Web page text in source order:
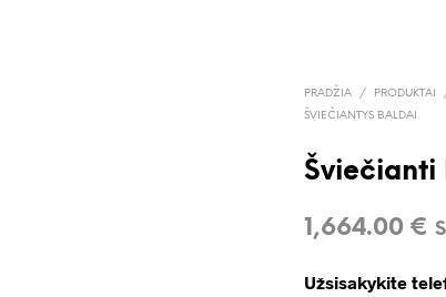
PRADŽIA / PRODUKTAI
ŠVIEČIANTYS BALDAI
Šviečianti
1,664.00€
Užsisakykite